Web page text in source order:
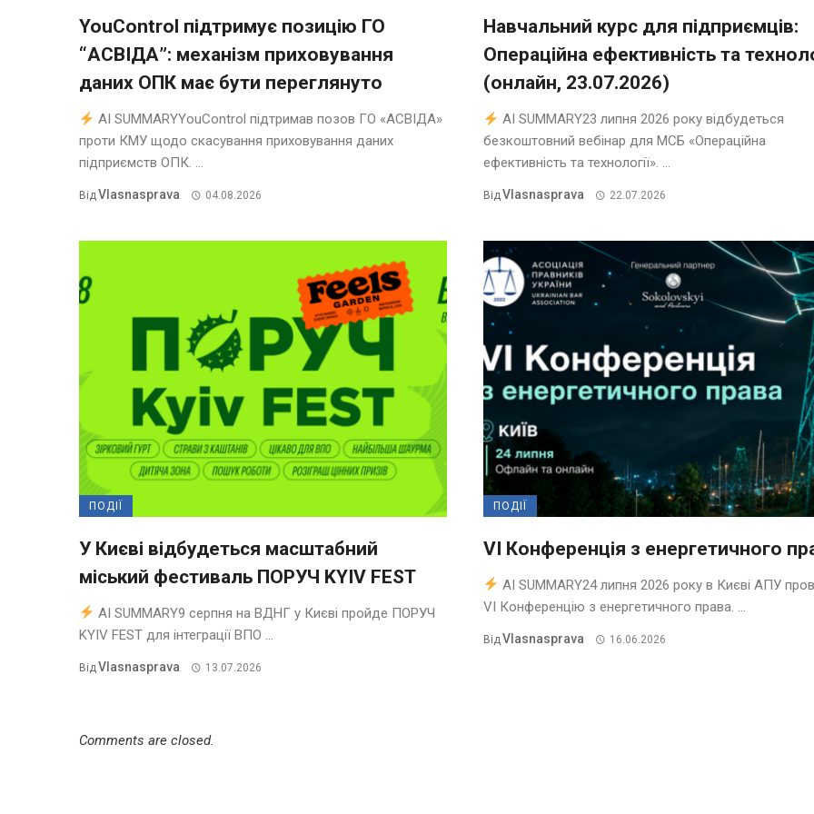
YouControl підтримує позицію ГО
“АСВІДА”: механізм приховування
даних ОПК має бути переглянуто
AI SUMMARYYouControl підтримав позов ГО «АСВІДА»
проти КМУ щодо скасування приховування даних
підприємств ОПК. ...
ВідVlasnasprava 04.08.2026
Навчальний курс для підприємців:
Операційна ефективність та
(онлайн, 23.07.2026)
AI SUMMARY23 липня 2026 року відбудеться
безкоштовний вебінар для МСБ «Операційна
ефективність та технології». ...
ВідVlasnasprava 22.07.2026
ПОДІЇ
У Києві відбудеться масштабний
міський фестиваль ПОРУЧ KYIV FEST
AI SUMMARY9 серпня на ВДНГ у Києві пройде ПОРУЧ
KYIV FEST для інтеграції ВПО ...
ВідVlasnasprava 13.07.2026
ПОДІЇ
VI Конференція з енергетичного
AI SUMMARY24 липня 2026 року в Києві АПУ
VI Конференцію з енергетичного права. ...
ВідVlasnasprava 16.06.2026
Comments are closed.